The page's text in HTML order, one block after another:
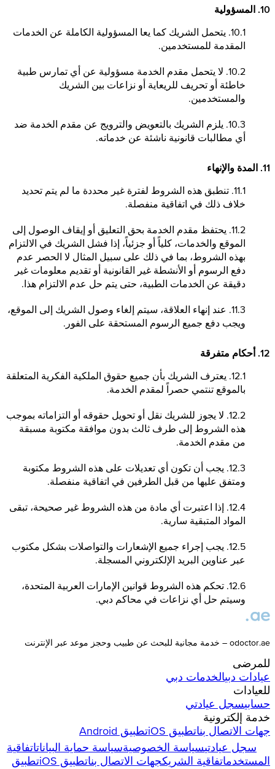
10. المسؤولية
10.1. يتحمل الشريك كما يعا المسؤولية الكاملة عن الخدمات
المقدمة للمستخدمين.
10.2. لا يتحمل مقدم الخدمة مسؤولية عن أي تمارس طبية
خاطئة أو تحريف للريعاية أو نزاعات بين الشريك
والمستخدمين.
10.3. يلزم الشريك بالتعويض والترويج عن مقدم الخدمة ضد
أي مطالبات قانونية ناشئة عن خدماته.
11. المدة والإنهاء
11.1. تنطبق هذه الشروط لفترة غير محددة ما لم يتم تحديد
خلاف ذلك في اتفاقية منفصلة.
11.2. يحتفظ مقدم الخدمة بحق التعليق أو إيقاف الوصول إلى
الموقع والخدمات، كلياً أو جزئياً، إذا فشل الشريك في الالتزام
بهذه الشروط، بما في ذلك على سبيل المثال لا الحصر عدم
دفع الرسوم أو الأنشطة غير القانونية أو تقديم معلومات غير
دقيقة عن الخدمات الطبية، حتى يتم حل عدم الالتزام هذا.
11.3. عند إنهاء العلاقة، سيتم إلغاء وصول الشريك إلى الموقع،
ويجب دفع جميع الرسوم المستحقة على الفور.
12. أحكام متفرقة
12.1. يعترف الشريك بأن جميع حقوق الملكية الفكرية المتعلقة
بالموقع تنتمي حصراً لمقدم الخدمة.
12.2. لا يجوز للشريك نقل أو تحويل حقوقه أو التزاماته بموجب
هذه الشروط إلى طرف ثالث بدون موافقة مكتوبة مسبقة
من مقدم الخدمة.
12.3. يجب أن تكون أي تعديلات على هذه الشروط مكتوبة
ومتفق عليها من قبل الطرفين في اتفاقية منفصلة.
12.4. إذا اعتبرت أي مادة من هذه الشروط غير صحيحة، تبقى
المواد المتبقية سارية.
12.5. يجب إجراء جميع الإشعارات والتواصلات بشكل مكتوب
عبر عناوين البريد الإلكتروني المسجلة.
12.6. تحكم هذه الشروط قوانين الإمارات العربية المتحدة،
وسيتم حل أي نزاعات في محاكم دبي.
odoctor.ae – خدمة مجانية للبحث عن طبيب وحجز موعد عبر الإنترنت
للمرضى
عيادات دبيالخدمات دبي
للعيادات
حسابيسجل عيادتي
خدمة إلكترونية
جهات الاتصال بناتطبيق iOS
تطبيق Android
سجل عيادتيسياسة الخصوصيةسياسة حماية البياناتاتفاقية
المستخدماتفاقية الشريكجهات الاتصال بناتطبيق iOS
تطبيق